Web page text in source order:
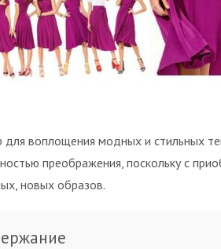
для воплощения модных и стильных
преображения, поскольку с
новых образов.